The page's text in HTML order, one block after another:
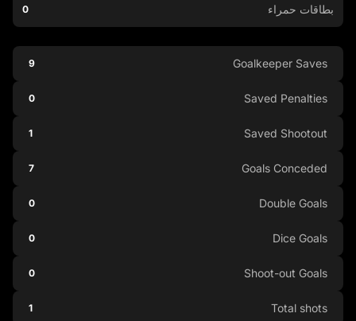
بطاقات حمراء 0
Goalkeeper Saves
9
Saved Penalties
0
Saved Shootout
1
Goals Conceded
7
Double Goals
0
Dice Goals
0
Shoot-out Goals
0
Total shots
1